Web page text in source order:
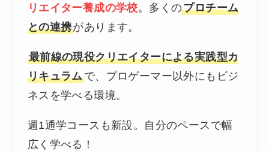
リエイター養成の学校。多くのプロチーム
との連携があります。
最前線の現役クリエイターによる実践型カ
リキュラムで、プロゲーマー以外にもビジ
ネスを学べる環境。
週1通学コースも新設。自分のペースで幅
広く学べる！